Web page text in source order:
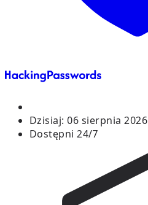
Dzisiaj: 06 sierpnia 2026
Dostępni 24/7